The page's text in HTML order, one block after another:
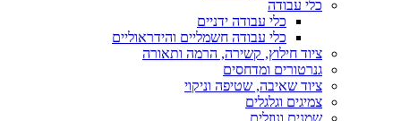
כלי עבודה
כלי עבודה ידניים
כלי עבודה חשמליים והידראוליים
ציוד חילוץ, קשירה, הרמה ותאורה
גנרטורים ומדחסים
ציוד שאיבה, שטיפה וניקוי
צמיגים וגלגלים